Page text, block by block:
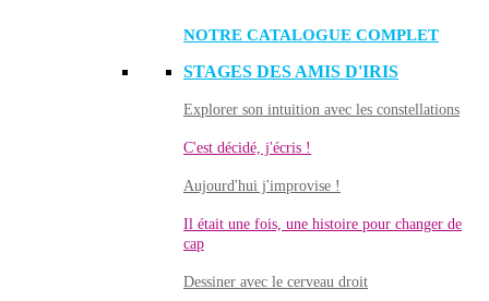
NOTRE CATALOGUE COMPLET
STAGES DES AMIS D'IRIS
Explorer son intuition avec les constellations
C'est décidé, j'écris !
Aujourd'hui j'improvise !
Il était une fois, une histoire pour changer de
cap
Dessiner avec le cerveau droit